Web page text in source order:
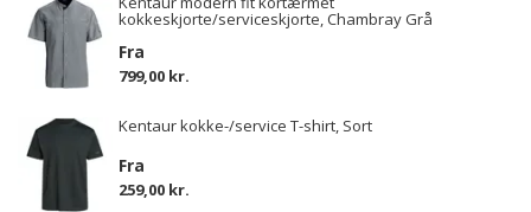
kokkeskjorte/serviceskjorte, Chambray Grå
Fra
799,00 kr.
Kentaur kokke-/service T-shirt, Sort
Fra
259,00 kr.